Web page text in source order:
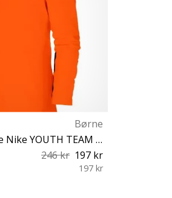
Børne
Langærmet trøje Nike YOUTH TEAM GOALKEEPER JERSEY LONG SLEEVE
246 kr 197 kr
197 kr